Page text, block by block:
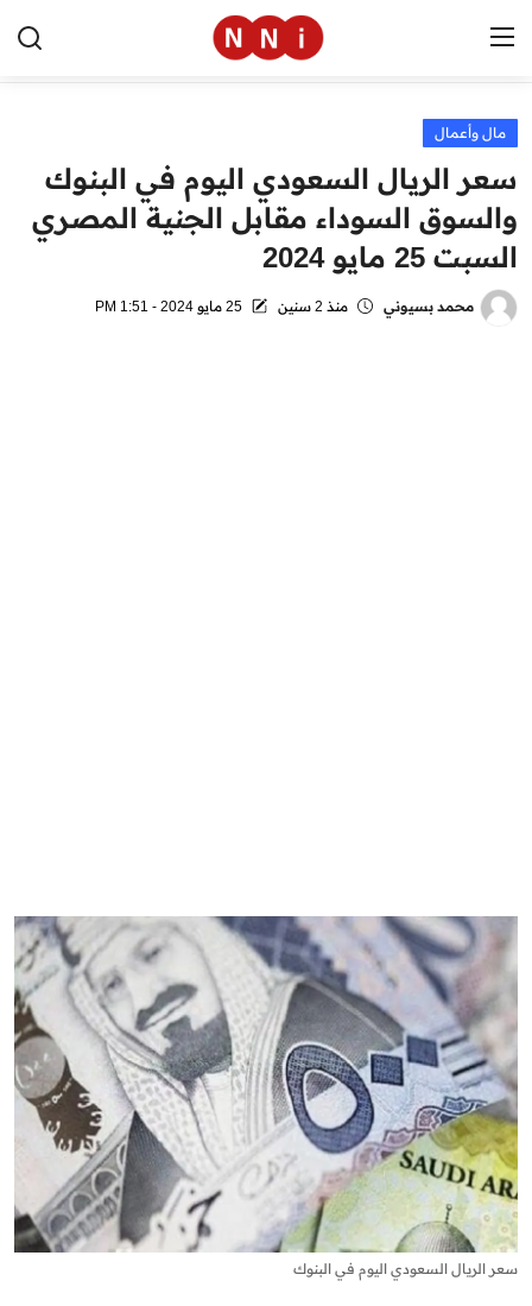
الرئيسية
اخبار مصر
العالم
الرياضة
مال وأعمال
سعر الريال السعودي اليوم في البنوك
والسوق السوداء مقابل الجنية المصري
السبت 25 مايو 2024
محمد بسيوني منذ 2 سنين 25 مايو 2024 - 1:51 PM
سعر الريال السعودي اليوم في البنوك